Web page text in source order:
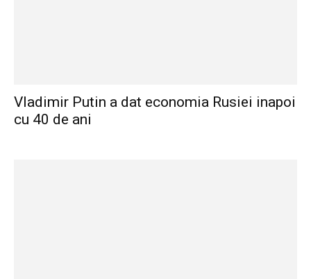
Vladimir Putin a dat economia Rusiei inapoi
cu 40 de ani